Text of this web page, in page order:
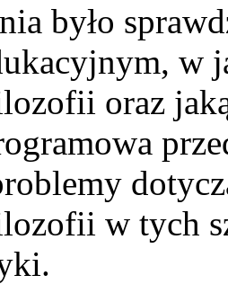
było
w
oraz
w tych